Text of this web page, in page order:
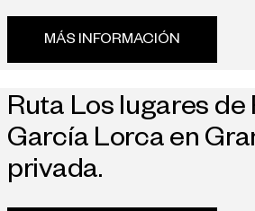
MÁS INFORMACIÓN
Ruta Los lugares de
García Lorca en
privada.